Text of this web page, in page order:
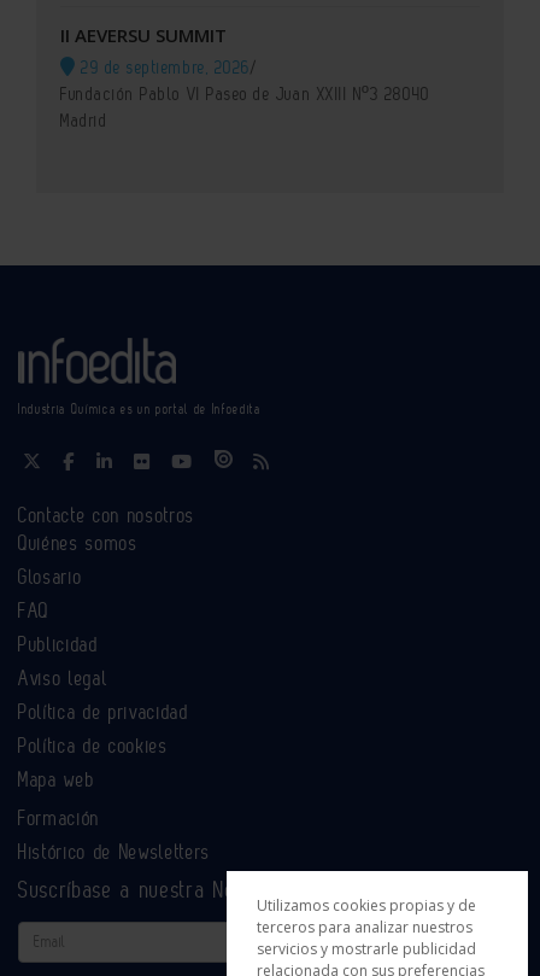
II AEVERSU SUMMIT
29 de septiembre, 2026/
Fundación Pablo VI Paseo de Juan XXIII Nº3 28040
Madrid
Industria Química es un portal de Infoedita
Contacte con nosotros
Quiénes somos
Glosario
FAQ
Publicidad
Aviso legal
Política de privacidad
Política de cookies
Mapa web
Formación
Histórico de Newsletters
Suscríbase a nuestra Newsletter
Email
Utilizamos cookies propias y de
terceros para analizar nuestros
servicios y mostrarle publicidad
relacionada con sus preferencias